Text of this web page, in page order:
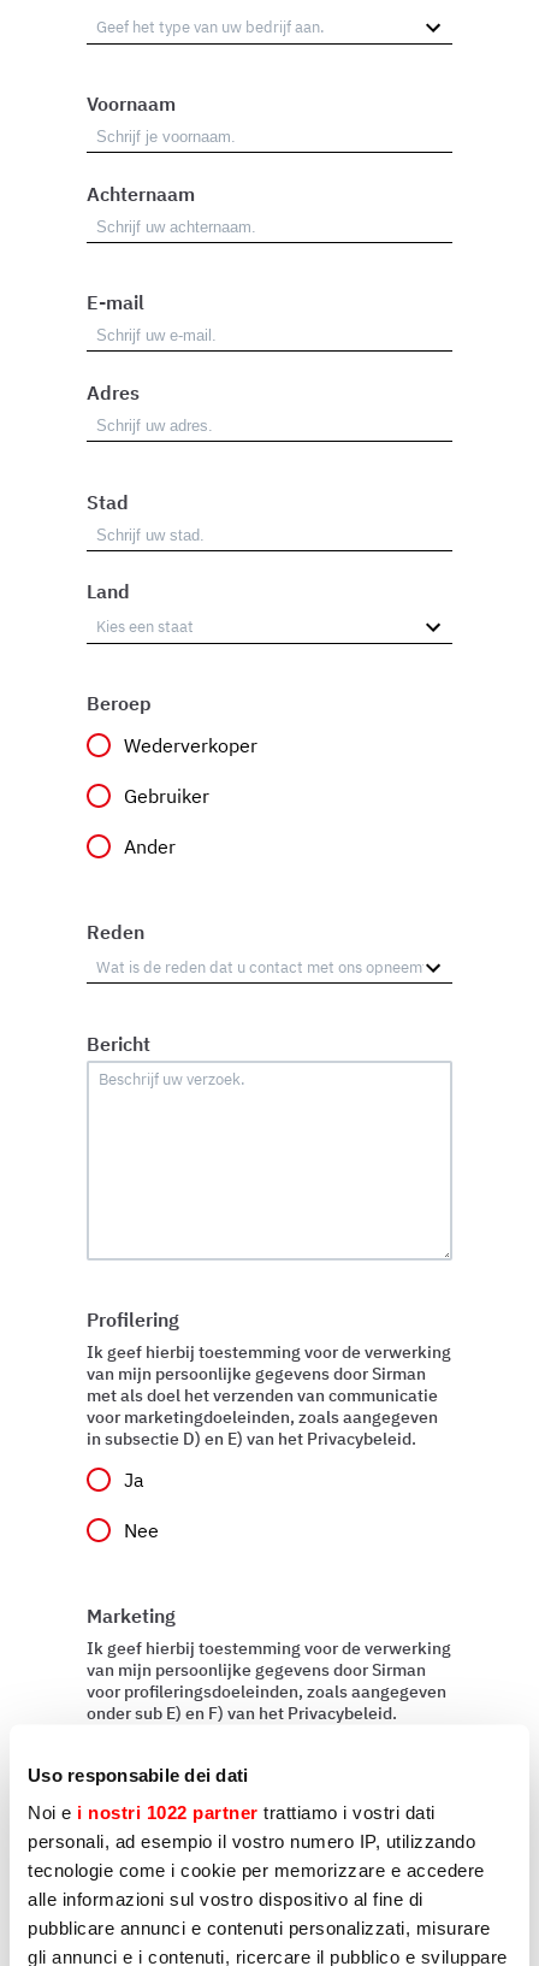
Uso responsabile dei dati
Noi e i nostri 1022 partner trattiamo i vostri dati
personali, ad esempio il vostro numero IP, utilizzando
tecnologie come i cookie per memorizzare e accedere
alle informazioni sul vostro dispositivo al fine di
pubblicare annunci e contenuti personalizzati, misurare
gli annunci e i contenuti, ricercare il pubblico e sviluppare
Voornaam
Achternaam
E-mail
Adres
Stad
Land
Beroep
Wederverkoper
Gebruiker
Ander
Reden
Bericht
Profilering
Ik geef hierbij toestemming voor de verwerking
van mijn persoonlijke gegevens door Sirman
met als doel het verzenden van communicatie
voor marketingdoeleinden, zoals aangegeven
in subsectie D) en E) van het Privacybeleid.
Ja
Nee
Marketing
Ik geef hierbij toestemming voor de verwerking
van mijn persoonlijke gegevens door Sirman
voor profileringsdoeleinden, zoals aangegeven
onder sub E) en F) van het Privacybeleid.
Nee
Versturen